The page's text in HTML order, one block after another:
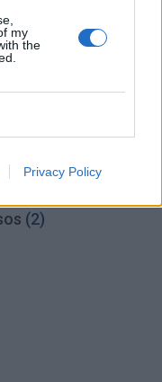
my
the
Privacy Policy
inspekcija
pažeidimą:
(2)